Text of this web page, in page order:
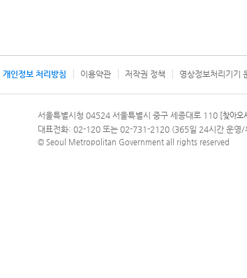
개인정보 처리방침 이용약관 저작권 정책 영상정보처리기기
번호 120, 120 다산콜재단
서울특별시청 04524 서울특별시 중구 세종대로 110 [찾아오
대표전화: 02-120 또는 02-731-2120 (365일 24시간 운영/
© Seoul Metropolitan Government all rights reserved